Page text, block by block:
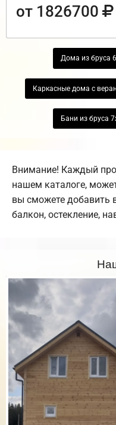
от 1826700
Дома из бруса
Каркасные дома с
Бани из бруса
Внимание! Каждый
нашем каталоге,
вы сможете добавить
балкон, остекление,